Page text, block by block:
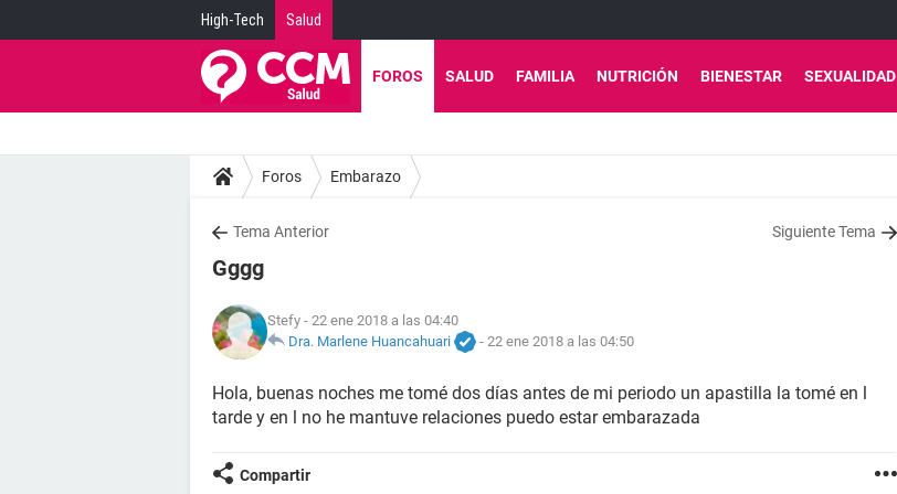
High-Tech Salud
FOROS SALUD FAMILIA NUTRICIÓN BIENESTAR SEXUALIDAD
Foros Embarazo
Tema Anterior Siguiente Tema
Gggg
Stefy - 22 ene 2018 a las 04:40
Dra. Marlene Huancahuari
- 22 ene 2018 a las 04:50
Hola, buenas noches me tomé dos días antes de mi periodo un apastilla la tomé en l
tarde y en l no he mantuve relaciones puedo estar embarazada
Compartir